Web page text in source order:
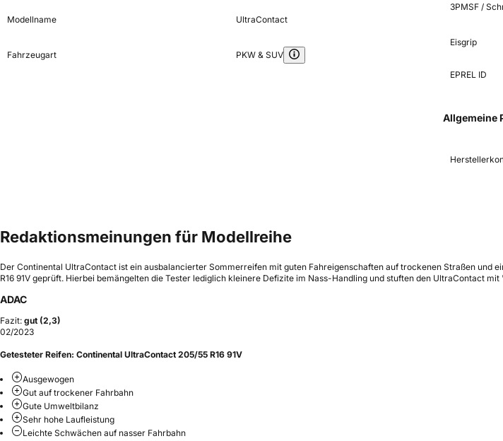
Modellname UltraContact
Fahrzeugart PKW & SUV
3PMSF /
Eisgrip
EPREL ID
Allgemeine
Redaktionsmeinungen für Modellreihe
Der Continental UltraContact ist ein ausbalancierter Sommerreifen mit guten Fahreigenschaften auf trockenen Straßen
R16 91V geprüft. Hierbei bemängelten die Tester lediglich kleinere Defizite im Nass-Handling und stuften den UltraContact
ADAC
Fazit: gut (2,3)
02/2023
Getesteter Reifen: Continental UltraContact 205/55 R16 91V
Ausgewogen
Gut auf trockener Fahrbahn
Gute Umweltbilanz
Sehr hohe Laufleistung
Leichte Schwächen auf nasser Fahrbahn